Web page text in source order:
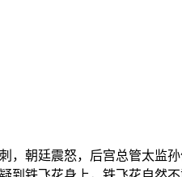
朝廷震怒，后宫总管太监